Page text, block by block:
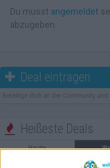
Du musst angemeldet
abzugeben.
 Deal eintragen
Beteilige dich an der Community und
 Heißeste Deals
Heute
Port El Kantaoui All Inclusive